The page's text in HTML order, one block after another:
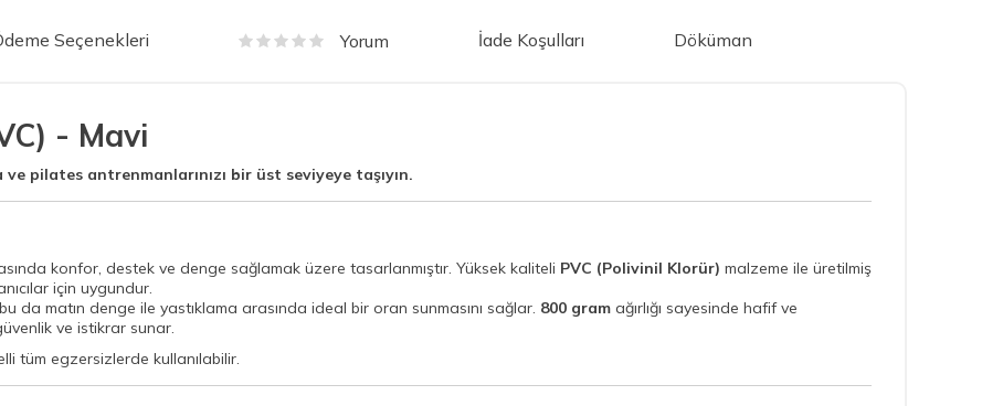
Seçenekleri Yorum İade Koşulları Döküman
- Mavi
pilates antrenmanlarınızı bir üst seviyeye taşıyın.
konfor, destek ve denge sağlamak üzere tasarlanmıştır. Yüksek kaliteli PVC (Polivinil Klorür) malzeme ile üretilmiş
için uygundur.
da matın denge ile yastıklama arasında ideal bir oran sunmasını sağlar. 800 gram ağırlığı sayesinde hafif ve
ve istikrar sunar.
tüm egzersizlerde kullanılabilir.